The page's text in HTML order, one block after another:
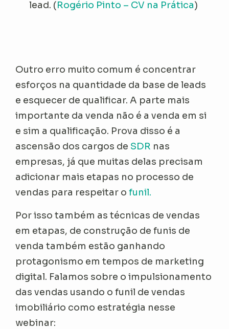
lead. (Rogério Pinto – CV na Prática)
Outro erro muito comum é concentrar
esforços na quantidade da base de leads
e esquecer de qualificar. A parte mais
importante da venda não é a venda em si
e sim a qualificação. Prova disso é a
ascensão dos cargos de SDR nas
empresas, já que muitas delas precisam
adicionar mais etapas no processo de
vendas para respeitar ofunil.
Por isso também as técnicas de vendas
em etapas, de construção de funis de
venda também estão ganhando
protagonismo em tempos de marketing
digital. Falamos sobre o impulsionamento
das vendas usando o funil de vendas
imobiliário como estratégia nesse
webinar: